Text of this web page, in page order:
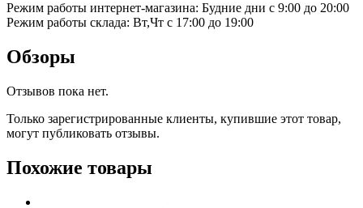
Режим работы интернет-магазина: Будние дни с 9:00 до 20:00
Режим работы склада: Вт,Чт с 17:00 до 19:00
Обзоры
Отзывов пока нет.
Только зарегистрированные клиенты, купившие этот товар,
могут публиковать отзывы.
Похожие товары